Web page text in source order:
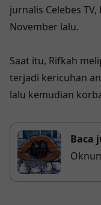
jurnalis Celebes
November lalu.
Saat itu, Rifkah
terjadi kericuhan
lalu kemudian
Baca